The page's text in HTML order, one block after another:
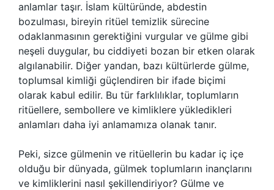
anlamlar taşır. İslam kültüründe, abdestin
bozulması, bireyin ritüel temizlik sürecine
odaklanmasının gerektiğini vurgular ve gülme gibi
neşeli duygular, bu ciddiyeti bozan bir etken olarak
algılanabilir. Diğer yandan, bazı kültürlerde gülme,
toplumsal kimliği güçlendiren bir ifade biçimi
olarak kabul edilir. Bu tür farklılıklar, toplumların
ritüellere, sembollere ve kimliklere yükledikleri
anlamları daha iyi anlamamıza olanak tanır.
Peki, sizce gülmenin ve ritüellerin bu kadar iç içe
olduğu bir dünyada, gülmek toplumların inançlarını
ve kimliklerini nasıl şekillendiriyor? Gülme ve